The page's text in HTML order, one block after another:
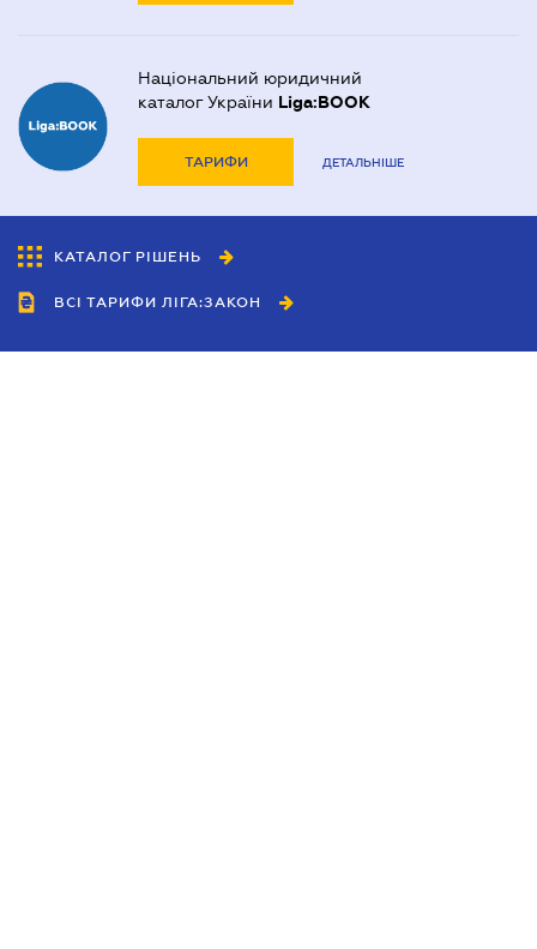
Національний юридичний
каталог України Liga:BOOK
ТАРИФИ ДЕТАЛЬНІШЕ
КАТАЛОГ РІШЕНЬ
ВСІ ТАРИФИ ЛІГА:ЗАКОН